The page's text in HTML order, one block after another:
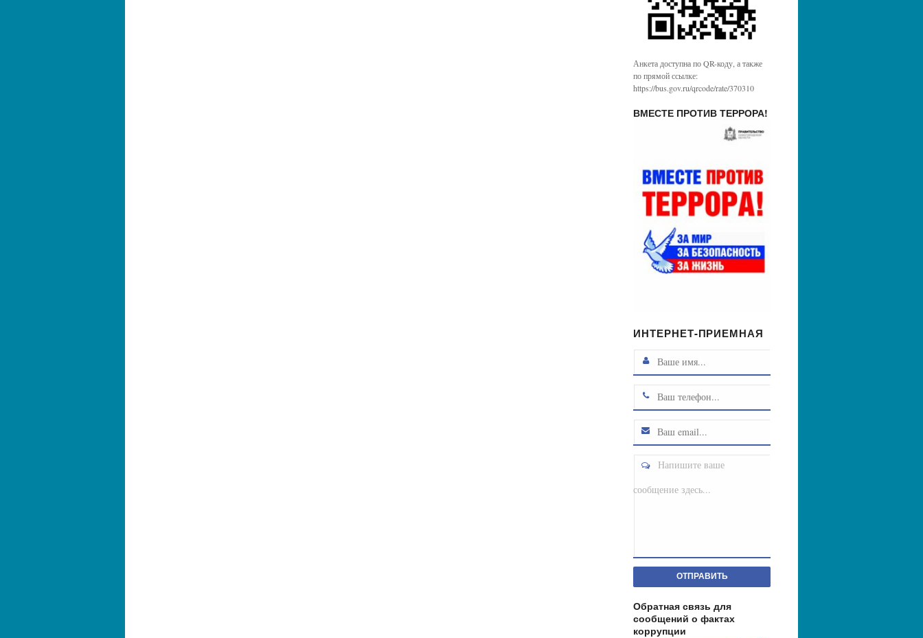
Анкета доступна по QR-коду, а также
по прямой ссылке:
https://bus.gov.ru/qrcode/rate/370310
ВМЕСТЕ ПРОТИВ ТЕРРОРА!
ИНТЕРНЕТ-ПРИЕМНАЯ
Напишите ваше
сообщение здесь...
ОТПРАВИТЬ
Обратная связь для
сообщений о фактах
коррупции